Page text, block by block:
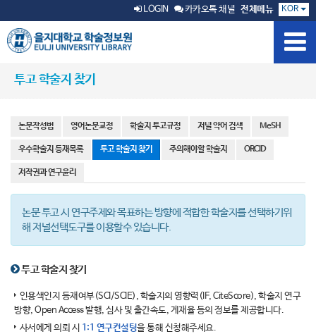
LOGIN 카카오톡 채널 전체메뉴 KOR
투고 학술지 찾기
논문작성법 영어논문교정 학술지 투고규정 저널 약어 검색 MeSH
우수학술지 등재목록 투고 학술지 찾기 주의해야할 학술지 ORCID
저작권과 연구윤리
논문 투고 시 연구주제와 목표하는 방향에 적합한 학술지를 선택하기위
해 저널선택도구를 이용할수 있습니다.
투고 학술지 찾기
인용색인지 등재여부(SCI/SCIE), 학술지의 영향력(IF, CiteScore), 학술지 연구
방향, Open Access 발행, 심사 및 출간속도, 게재율 등의 정보를 제공합니다.
사서에게 의뢰 시 1:1 연구컨설팅을 통해 신청해주세요.